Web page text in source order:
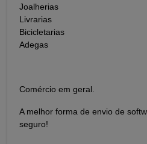
Joalherias
Livrarias
Bicicletarias
Adegas
Comércio em geral.
A melhor forma de envio de
seguro!